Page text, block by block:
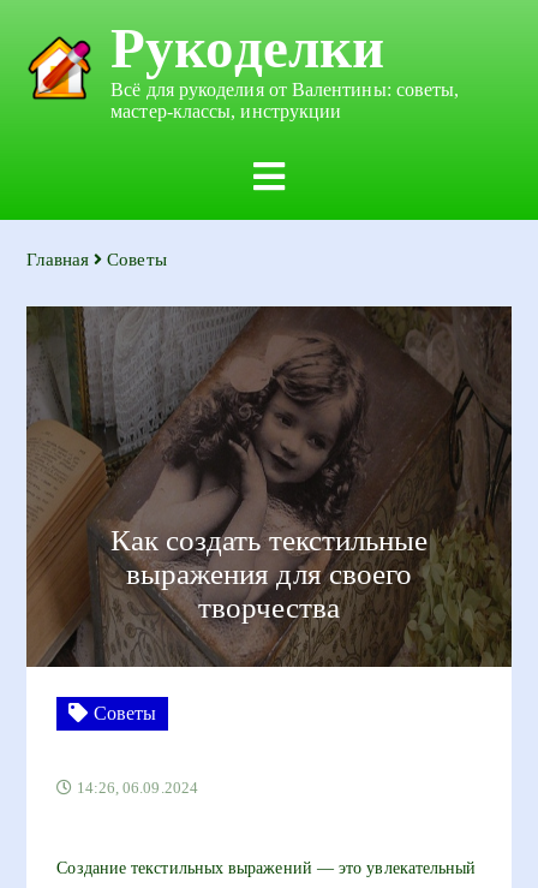
Рукоделки
Всё для рукоделия от Валентины: советы,
мастер-классы, инструкции
Главная Советы
Как создать текстильные
выражения для своего
творчества
Советы
14:26, 06.09.2024
Создание текстильных выражений — это увлекательный